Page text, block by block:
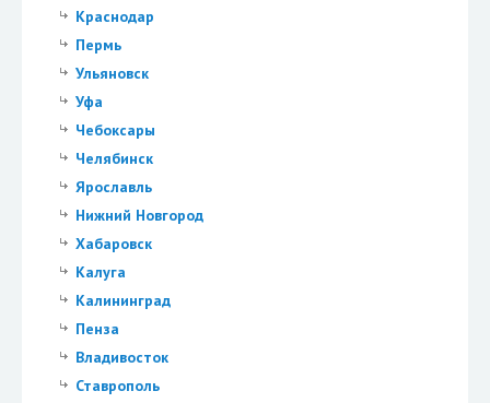
Краснодар
Пермь
Ульяновск
Уфа
Чебоксары
Челябинск
Ярославль
Нижний Новгород
Хабаровск
Калуга
Калининград
Пенза
Владивосток
Ставрополь